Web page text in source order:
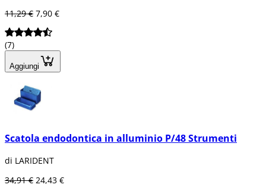
11,29 € 7,90 €
(7)
Aggiungi
Scatola endodontica in alluminio P/48 Strumenti
di LARIDENT
34,91 € 24,43 €